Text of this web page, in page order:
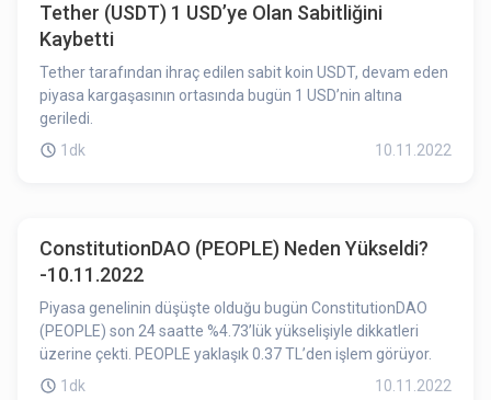
Tether (USDT) 1 USD’ye Olan Sabitliğini
Kaybetti
Tether tarafından ihraç edilen sabit koin USDT, devam eden
piyasa kargaşasının ortasında bugün 1 USD’nin altına
geriledi.
1dk
10.11.2022
ConstitutionDAO (PEOPLE) Neden Yükseldi?
-10.11.2022
Piyasa genelinin düşüşte olduğu bugün ConstitutionDAO
(PEOPLE) son 24 saatte %4.73’lük yükselişiyle dikkatleri
üzerine çekti. PEOPLE yaklaşık 0.37 TL’den işlem görüyor.
1dk
10.11.2022